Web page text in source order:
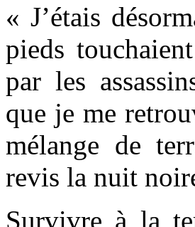
« J’étais
pieds
par les
que je me
mélange de
revis la nuit
Survivre à la